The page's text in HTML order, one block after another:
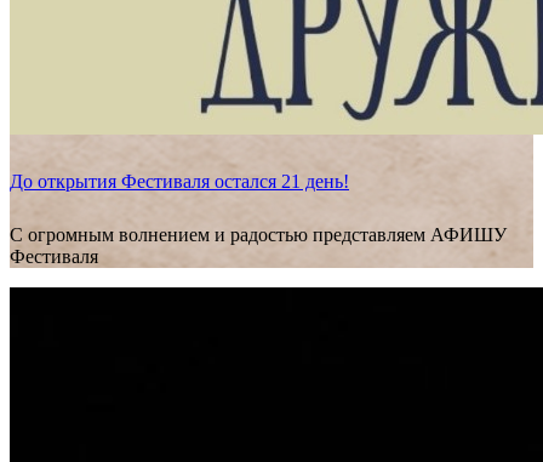
До открытия Фестиваля остался 21 день!
С огромным волнением и радостью представляем АФИШУ
Фестиваля